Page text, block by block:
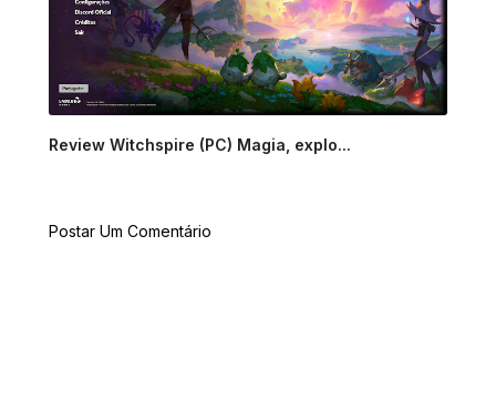
Review Witchspire (PC) Magia, explo...
Postar Um Comentário